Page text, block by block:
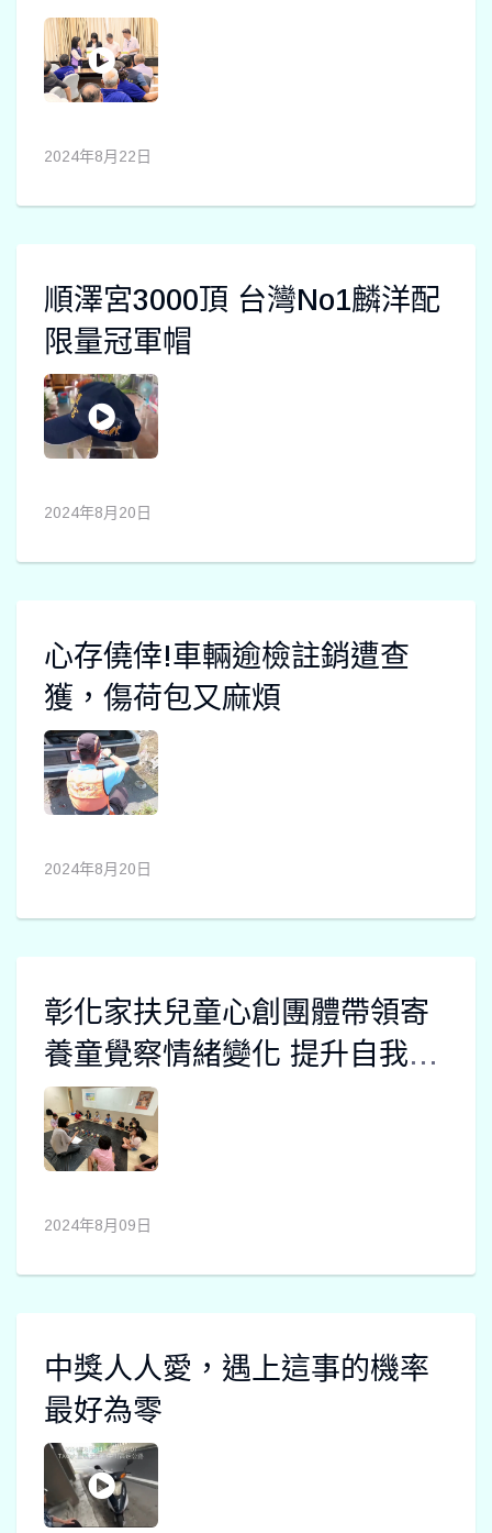
2024年8月22日
順澤宮3000頂 台灣No1麟洋配
限量冠軍帽
2024年8月20日
心存僥倖!車輛逾檢註銷遭查
獲，傷荷包又麻煩
2024年8月20日
彰化家扶兒童心創團體帶領寄
養童覺察情緒變化 提升自我價
值感
2024年8月09日
中獎人人愛，遇上這事的機率
最好為零